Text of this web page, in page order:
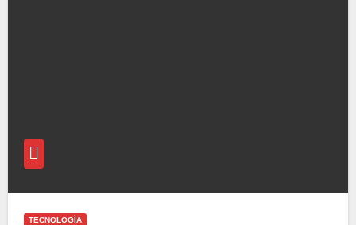
TECNOLOGÍA